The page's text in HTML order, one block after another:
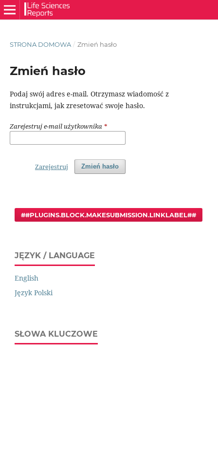
STRONA DOMOWA / Zmień hasło
Zmień hasło
Podaj swój adres e-mail. Otrzymasz wiadomość z
instrukcjami, jak zresetować swoje hasło.
Zarejestruj e-mail użytkownika *
Zmień hasło
Zarejestruj
##PLUGINS.BLOCK.MAKESUBMISSION.LINKLABEL##
JĘZYK / LANGUAGE
English
Język Polski
SŁOWA KLUCZOWE